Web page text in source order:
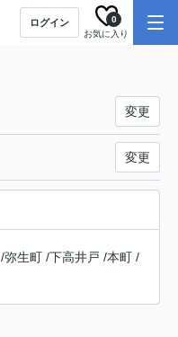
ログイン
お気に入り
0
変更
変更
/弥生町 /下高井戸 /本町 /